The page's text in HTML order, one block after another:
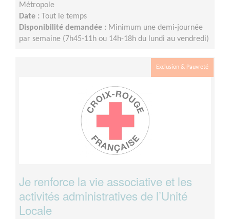
Métropole
Date : Tout le temps
Disponibilité demandée : Minimum une demi-journée
par semaine (7h45-11h ou 14h-18h du lundi au vendredi)
Exclusion & Pauvreté
Je renforce la vie associative et les
activités administratives de l’Unité
Locale